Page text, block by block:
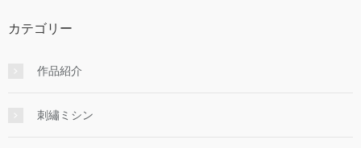
カテゴリー
作品紹介
刺繡ミシン